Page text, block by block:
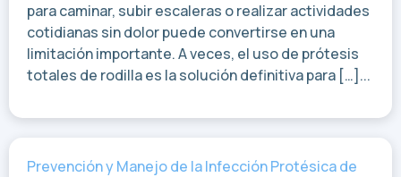
para caminar, subir escaleras o realizar actividades
cotidianas sin dolor puede convertirse en una
limitación importante. A veces, el uso de prótesis
totales de rodilla es la solución definitiva para […]...
Prevención y Manejo de la Infección Protésica de